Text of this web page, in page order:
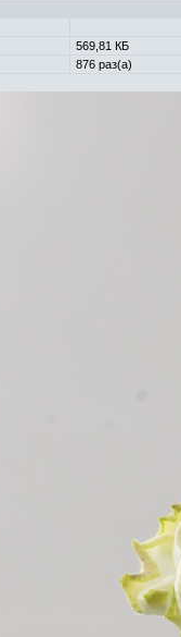
569,81 КБ
876 раз(а)